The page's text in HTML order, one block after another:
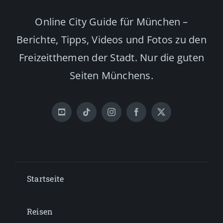
Online City Guide für München –
Berichte, Tipps, Videos und Fotos zu den
Freizeitthemen der Stadt. Nur die guten
Seiten Münchens.
Startseite
Reisen